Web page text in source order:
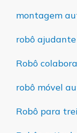
montagem
robô ajudante
Robô
robô móvel
Robô para